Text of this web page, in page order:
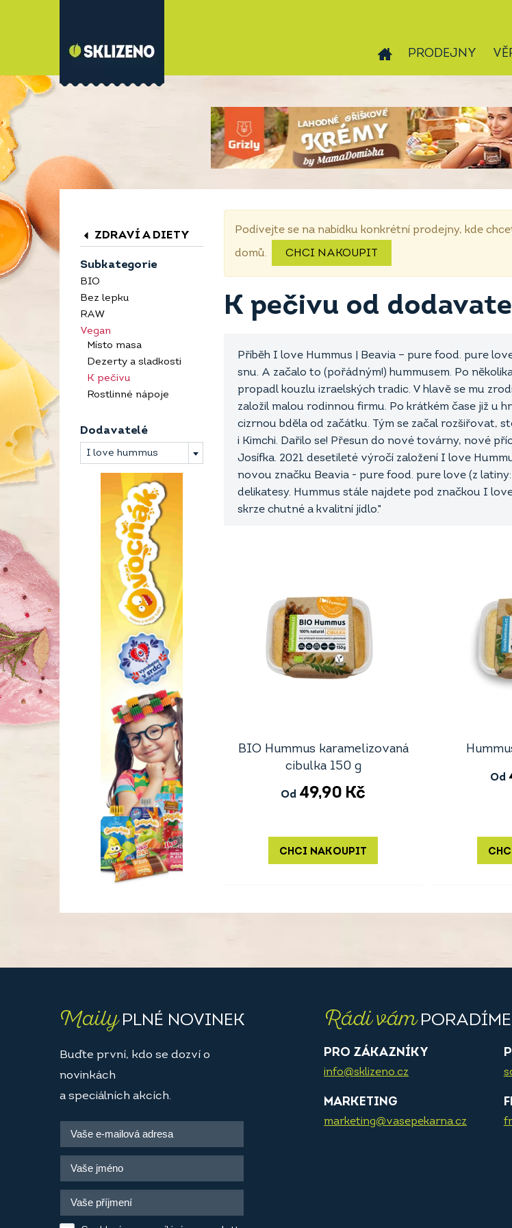
PRODEJNY
ZDRAVÍ A DIETY
Subkategorie
BIO
Bez lepku
RAW
Vegan
Místo masa
Dezerty a sladkosti
K pečivu
Rostlinné nápoje
Dodavatelé
I love hummus
Podívejte se na nabídku konkrétní prodejny, kde
domů. CHCI NAKOUPIT
K pečivu od
Příběh I love Hummus | Beavia – pure food. pure
snu. A začalo to (pořádným!) hummusem. Po
propadl kouzlu izraelských tradic. V hlavě se mu
založil malou rodinnou firmu. Po krátkém čase již u
cizrnou bděla od začátku. Tým se začal rozšiřovat,
i Kimchi. Dařilo se! Přesun do nové továrny, nové
Josífka. 2021 desetileté výročí založení I love
novou značku Beavia - pure food. pure love (z
delikatesy. Hummus stále najdete pod značkou I
skrze chutné a kvalitní jídlo."
BIO Hummus karamelizovaná
cibulka 150 g
Od 49,90 Kč
CHCI NAKOUPIT
Od
MailyPLNÉ NOVINEK
Buďte první, kdo se dozví o
novinkách
a speciálních akcích.
Rádi vámPORADÍME
PRO ZÁKAZNÍKY
info@sklizeno.cz
MARKETING
marketing@vasepekarna.cz